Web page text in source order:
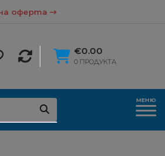
оферта
€0.00
0 ПРОДУКТА
МЕНЮ